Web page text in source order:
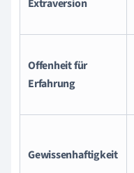
Extraversion
Offenheit für
Erfahrung
Gewissenhaftigkeit